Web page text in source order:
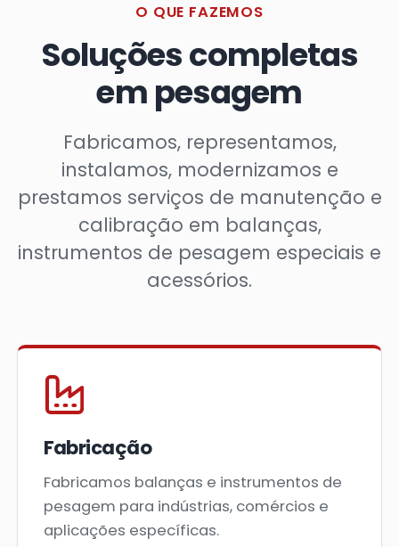
O QUE FAZEMOS
Soluções completas
em pesagem
Fabricamos, representamos,
instalamos, modernizamos e
prestamos serviços de manutenção e
calibração em balanças,
instrumentos de pesagem especiais e
acessórios.
Fabricação
Fabricamos balanças e instrumentos de
pesagem para indústrias, comércios e
aplicações específicas.